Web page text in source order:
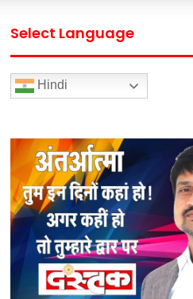
Select Language
Hindi